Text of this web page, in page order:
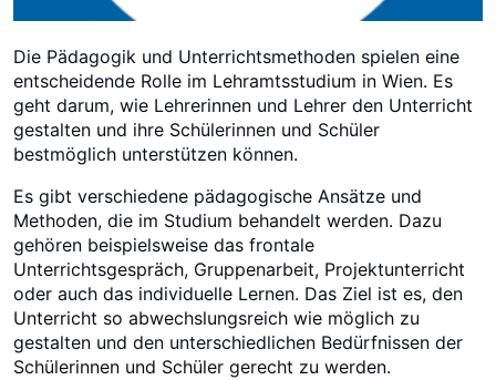
Die Pädagogik und Unterrichtsmethoden spielen eine
entscheidende Rolle im Lehramtsstudium in Wien. Es
geht darum, wie Lehrerinnen und Lehrer den Unterricht
gestalten und ihre Schülerinnen und Schüler
bestmöglich unterstützen können.
Es gibt verschiedene pädagogische Ansätze und
Methoden, die im Studium behandelt werden. Dazu
gehören beispielsweise das frontale
Unterrichtsgespräch, Gruppenarbeit, Projektunterricht
oder auch das individuelle Lernen. Das Ziel ist es, den
Unterricht so abwechslungsreich wie möglich zu
gestalten und den unterschiedlichen Bedürfnissen der
Schülerinnen und Schüler gerecht zu werden.